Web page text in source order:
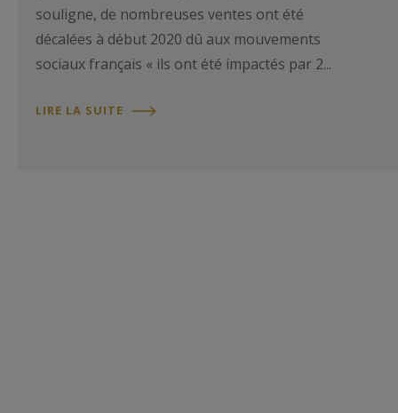
souligne, de nombreuses ventes ont été
décalées à début 2020 dû aux mouvements
sociaux français « ils ont été impactés par 2...
LIRE LA SUITE